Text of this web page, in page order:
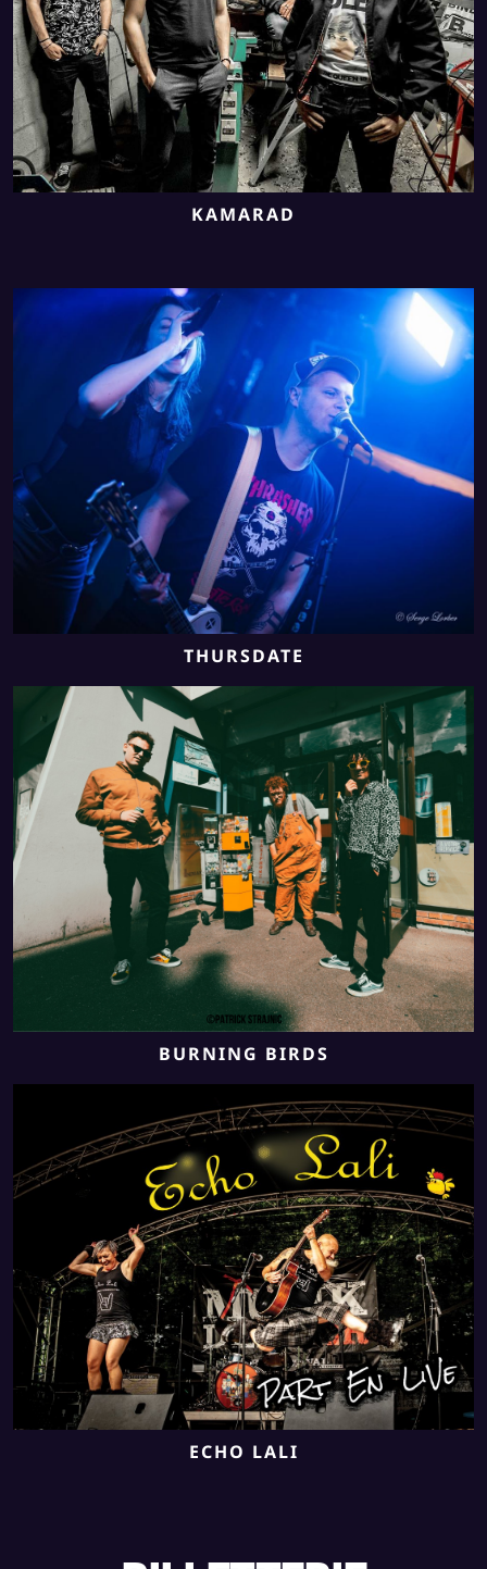
KAMARAD
THURSDATE
BURNING BIRDS
ECHO LALI